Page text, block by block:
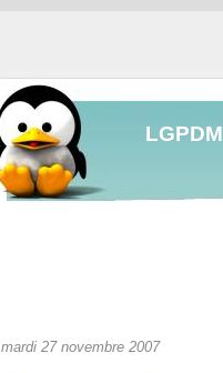
LGPDM
mardi 27 novembre 2007